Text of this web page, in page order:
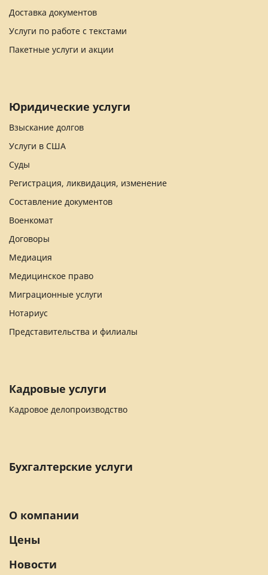
Доставка документов
Услуги по работе с текстами
Пакетные услуги и акции
Юридические услуги
Взыскание долгов
Услуги в США
Суды
Регистрация, ликвидация, изменение
Составление документов
Военкомат
Договоры
Медиация
Медицинское право
Миграционные услуги
Нотариус
Представительства и филиалы
Кадровые услуги
Кадровое делопроизводство
Бухгалтерские услуги
О компании
Цены
Новости